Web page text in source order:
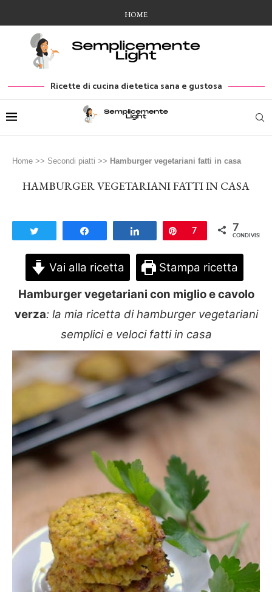
HOME
Ricette di cucina dietetica sana e gustosa
Home >> Secondi piatti >> Hamburger vegetariani fatti in casa
HAMBURGER VEGETARIANI FATTI IN CASA
Pin
7 7
CONDIVISIONI
Vai alla ricetta
Stampa ricetta
Hamburger vegetariani con miglio e cavolo
verza: la mia ricetta di hamburger vegetariani
semplici e veloci fatti in casa